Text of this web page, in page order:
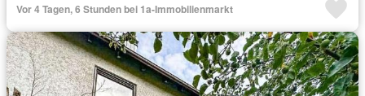
Vor 4 Tagen, 6 Stunden bei 1a-Immobilienmarkt